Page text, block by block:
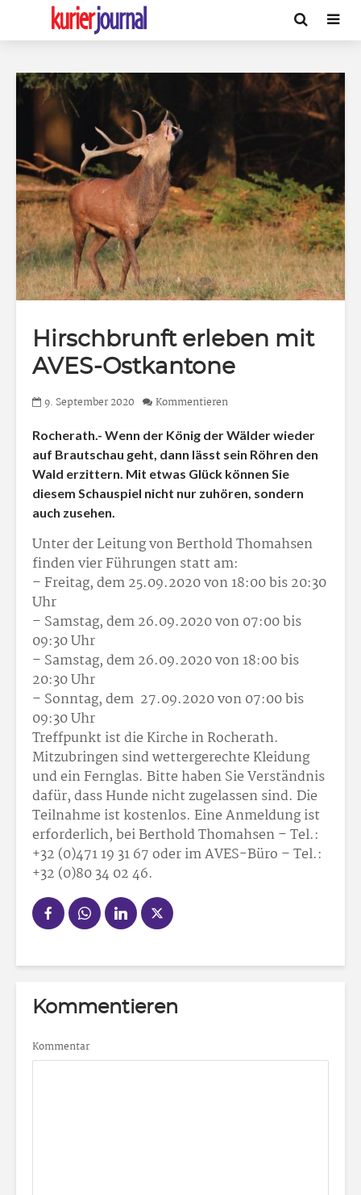
Hirschbrunft erleben mit
AVES-Ostkantone
9. September 2020 Kommentieren
Rocherath.- Wenn der König der Wälder wieder
auf Brautschau geht, dann lässt sein Röhren den
Wald erzittern. Mit etwas Glück können Sie
diesem Schauspiel nicht nur zuhören, sondern
auch zusehen.
Unter der Leitung von Berthold Thomahsen
finden vier Führungen statt am:
– Freitag, dem 25.09.2020 von 18:00 bis 20:30
Uhr
– Samstag, dem 26.09.2020 von 07:00 bis
09:30 Uhr
– Samstag, dem 26.09.2020 von 18:00 bis
20:30 Uhr
– Sonntag, dem 27.09.2020 von 07:00 bis
09:30 Uhr
Treffpunkt ist die Kirche in Rocherath.
Mitzubringen sind wettergerechte Kleidung
und ein Fernglas. Bitte haben Sie Verständnis
dafür, dass Hunde nicht zugelassen sind. Die
Teilnahme ist kostenlos. Eine Anmeldung ist
erforderlich, bei Berthold Thomahsen – Tel.:
+32 (0)471 19 31 67 oder im AVES-Büro – Tel.:
+32 (0)80 34 02 46.
Kommentieren
Kommentar